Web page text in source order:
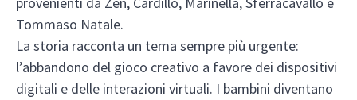
Tommaso Natale.
La storia racconta un tema sempre più urgente:
l’abbandono del gioco creativo a favore dei dispositivi
digitali e delle interazioni virtuali. I bambini diventano